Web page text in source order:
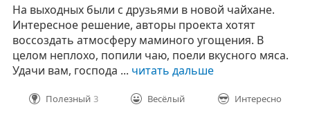
На выходных были с друзьями в новой чайхане.
Интересное решение, авторы проекта хотят
воссоздать атмосферу маминого угощения. В
целом неплохо, попили чаю, поели вкусного мяса.
Удачи вам, господа ... читать дальше
Полезный 3 Весёлый Интересно